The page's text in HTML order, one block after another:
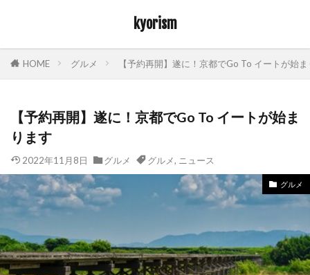
kyorism
HOME グルメ 【予約再開】遂に！京都でGo To イートが始
【予約再開】遂に！京都でGo To イートが始ま
ります
2022年11月8日 グルメ グルメ, ニュース
グルメ